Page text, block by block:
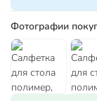
Фотографии